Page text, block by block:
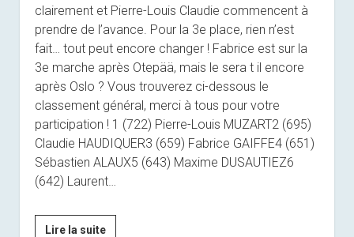
clairement et Pierre-Louis Claudie commencent à
prendre de l’avance. Pour la 3e place, rien n’est
fait… tout peut encore changer ! Fabrice est sur la
3e marche après Otepää, mais le sera t il encore
après Oslo ? Vous trouverez ci-dessous le
classement général, merci à tous pour votre
participation ! 1 (722) Pierre-Louis MUZART2 (695)
Claudie HAUDIQUER3 (659) Fabrice GAIFFE4 (651)
Sébastien ALAUX5 (643) Maxime DUSAUTIEZ6
(642) Laurent…
Lire la suiteRésultats